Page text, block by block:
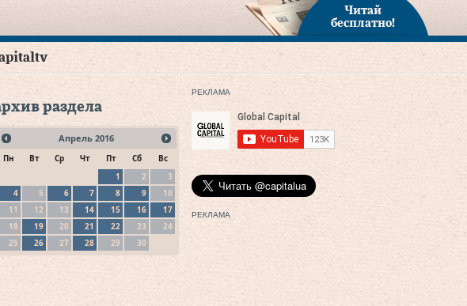
Читай
бесплатно!
раздела
Апрель 2016
Пн Вт Ср Чт Пт Сб
Вс
1
2
3
4
5 6 7 8 9
10
11
12 13 14 15 16
17
18
19 20 21 22 23
24
25
26 27 28 29 30
РЕКЛАМА
РЕКЛАМА